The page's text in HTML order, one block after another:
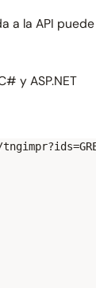
a la API puede
y ASP.NET